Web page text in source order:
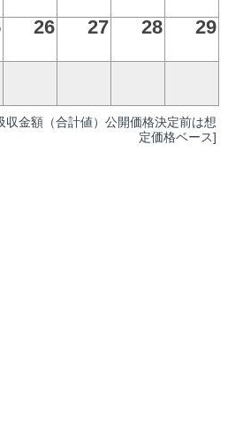
26 27 28
29
収金額（合計値）公開価格決定前は想
定価格ベース]